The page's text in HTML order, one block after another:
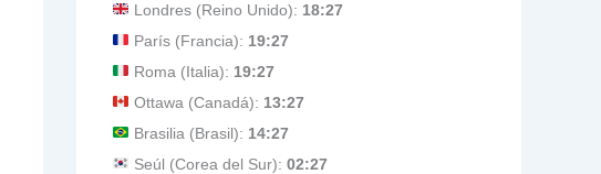
Londres (Reino Unido): 18:27
París (Francia): 19:27
Roma (Italia): 19:27
Ottawa (Canadá): 13:27
Brasilia (Brasil): 14:27
Seúl (Corea del Sur): 02:27